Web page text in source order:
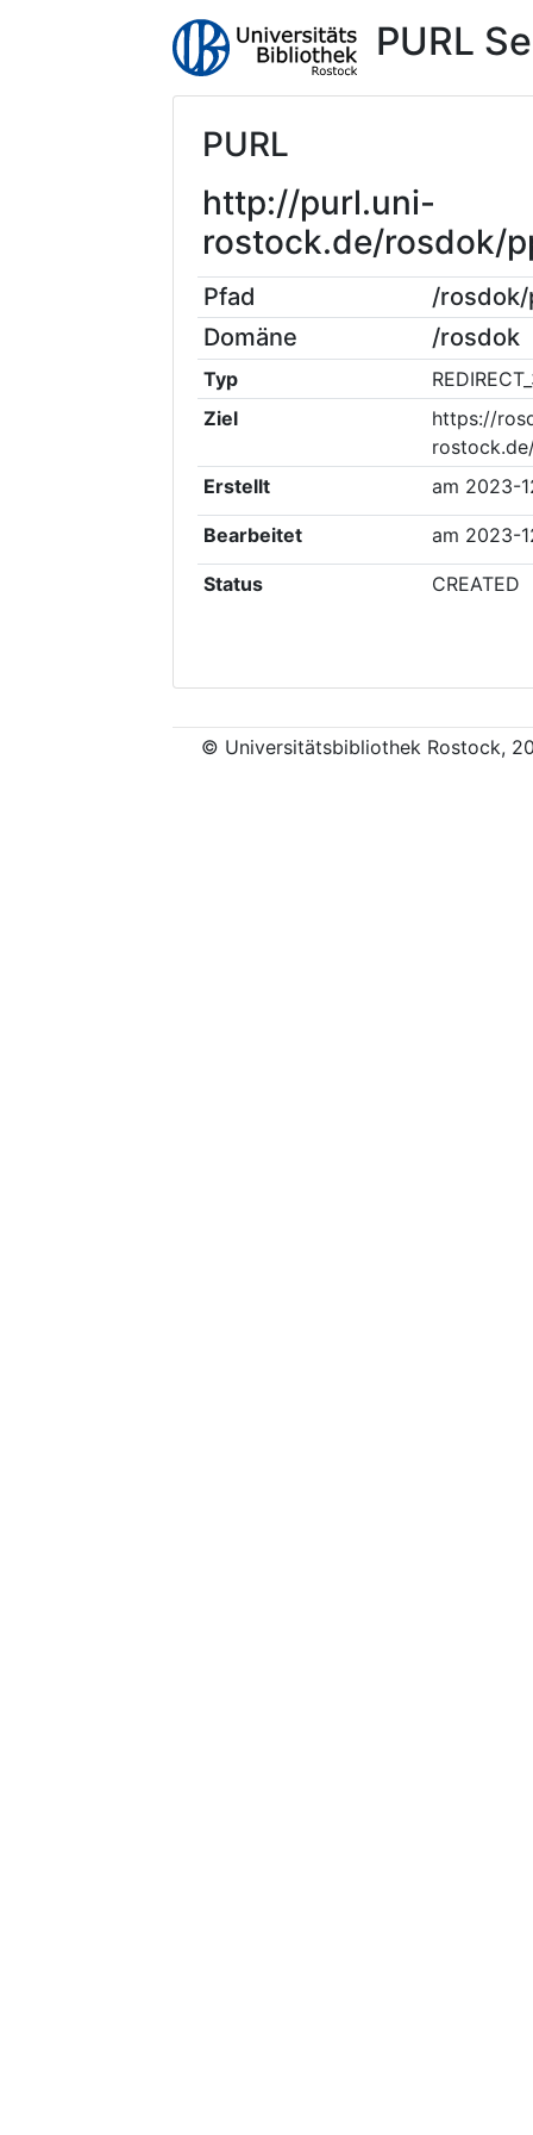
PURL
PURL
http://purl.uni-
rostock.de/rosdok/
Pfad
/rosdok/
Domäne
/rosdok
Typ
Ziel
https://
Erstellt
am 2023-
Bearbeitet am 2023-
Status CREATED
© Universitätsbibliothek Rostock,